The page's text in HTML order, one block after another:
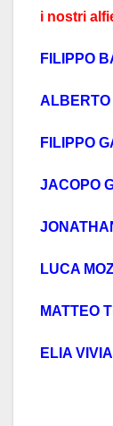
i nostri
FILIPPO
ALBERTO
FILIPPO
JACOPO
LUCA
MATTEO
ELIA